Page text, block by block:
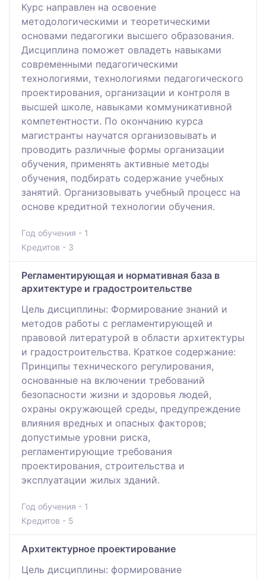
Курс направлен на освоение
методологическими и теоретическими
основами педагогики высшего образования.
Дисциплина поможет овладеть навыками
современными педагогическими
технологиями, технологиями педагогического
проектирования, организации и контроля в
высшей школе, навыками коммуникативной
компетентности. По окончанию курса
магистранты научатся организовывать и
проводить различные формы организации
обучения, применять активные методы
обучения, подбирать содержание учебных
занятий. Организовывать учебный процесс на
основе кредитной технологии обучения.
Год обучения - 1
Кредитов - 3
Регламентирующая и нормативная база в
архитектуре и градостроительстве
Цель дисциплины: Формирование знаний и
методов работы с регламентирующей и
правовой литературой в области архитектуры
и градостроительства. Краткое содержание:
Принципы технического регулирования,
основанные на включении требований
безопасности жизни и здоровья людей,
охраны окружающей среды, предупреждение
влияния вредных и опасных факторов;
допустимые уровни риска,
регламентирующие требования
проектирования, строительства и
эксплуатации жилых зданий.
Год обучения - 1
Кредитов - 5
Архитектурное проектирование
Цель дисциплины: формирование